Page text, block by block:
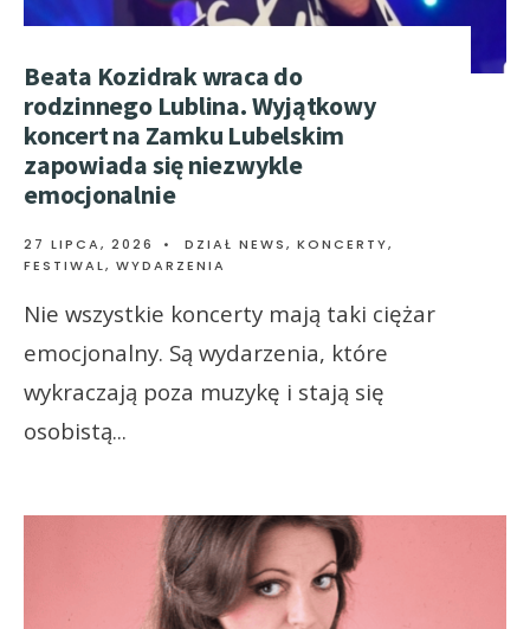
Beata Kozidrak wraca do
rodzinnego Lublina. Wyjątkowy
koncert na Zamku Lubelskim
zapowiada się niezwykle
emocjonalnie
27 LIPCA, 2026 • DZIAŁ NEWS, KONCERTY,
FESTIWAL, WYDARZENIA
Nie wszystkie koncerty mają taki ciężar
emocjonalny. Są wydarzenia, które
wykraczają poza muzykę i stają się
osobistą...